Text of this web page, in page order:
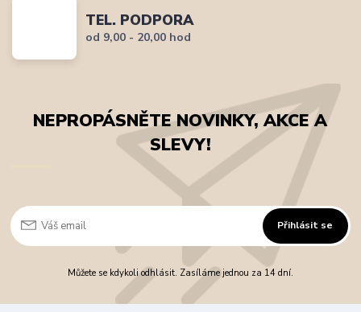
TEL. PODPORA
od 9,00 - 20,00 hod
NEPROPÁSNĚTE NOVINKY, AKCE A
SLEVY!
Přihlásit se
Můžete se kdykoli odhlásit. Zasíláme jednou za 14 dní.